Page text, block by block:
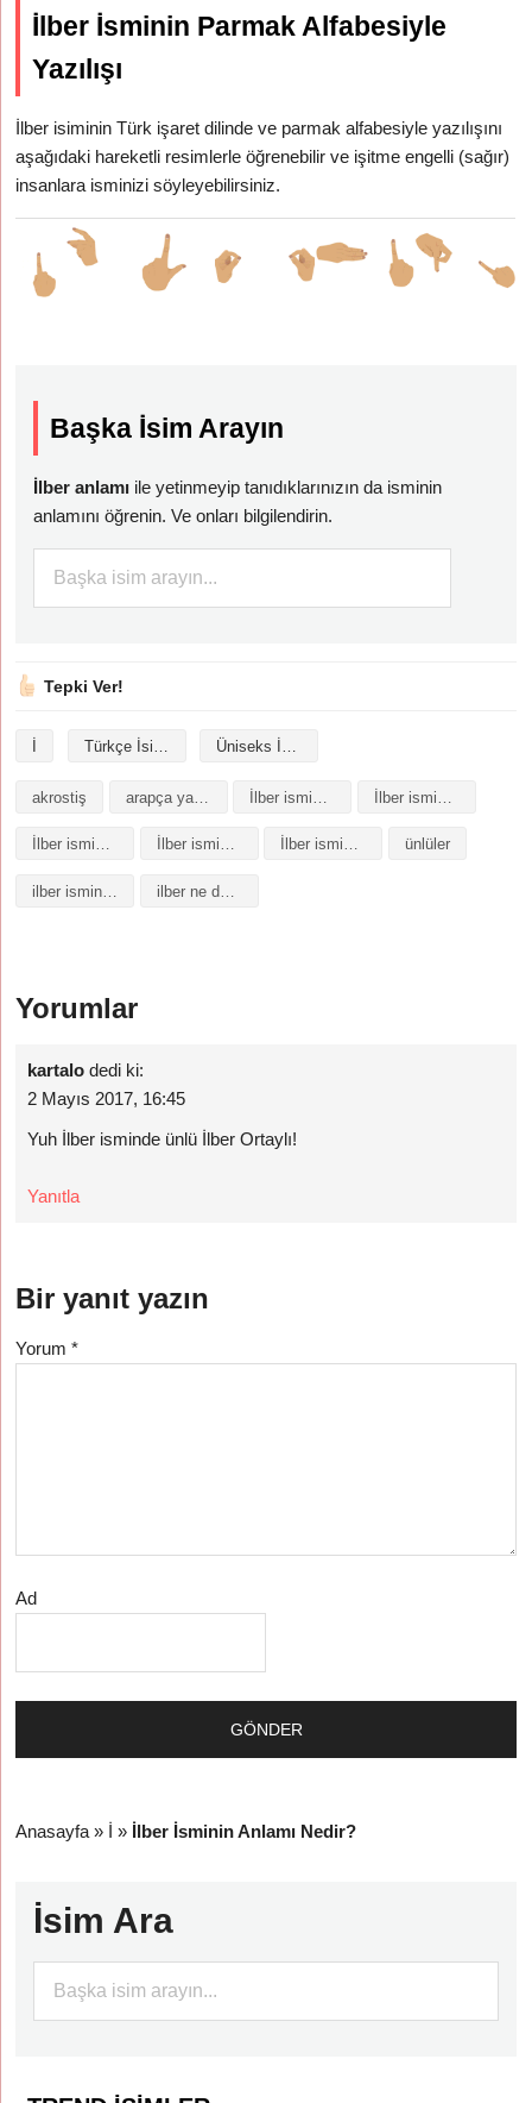
İlber İsminin Parmak Alfabesiyle
Yazılışı
İlber isiminin Türk işaret dilinde ve parmak alfabesiyle yazılışını
aşağıdaki hareketli resimlerle öğrenebilir ve işitme engelli (sağır)
insanlara isminizi söyleyebilirsiniz.
Başka İsim Arayın
İlber anlamı ile yetinmeyip tanıdıklarınızın da isminin
anlamını öğrenin. Ve onları bilgilendirin.
Tepki Ver!
Türkçe İsimler Üniseks İsimler
akrostiş arapça yazılışı
İlber isminin baş harfleriyle şiir İlber isminin kökeni İlber isminin numerolojisi ünlüler
ilber ne demek
Yorumlar
kartalo dedi ki:
2 Mayıs 2017, 16:45
Yuh İlber isminde ünlü İlber Ortaylı!
Yanıtla
Bir yanıt yazın
Yorum*
Ad
Anasayfa » İ » İlber İsminin Anlamı Nedir?
İsim Ara